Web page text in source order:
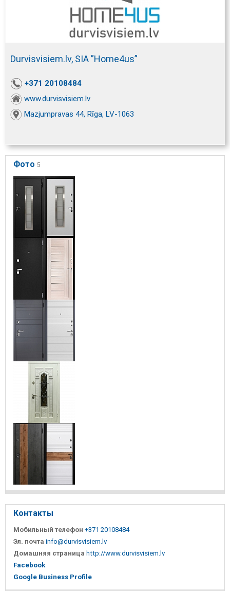
Durvisvisiem.lv, SIA ”Home4us”
+371 20108484
www.durvisvisiem.lv
Mazjumpravas 44, Rīga, LV-1063
Фото 5
Контакты
Мобильный телефон +371 20108484
Эл. почта info@durvisvisiem.lv
Домашняя страница http://www.durvisvisiem.lv
Facebook
Google Business Profile